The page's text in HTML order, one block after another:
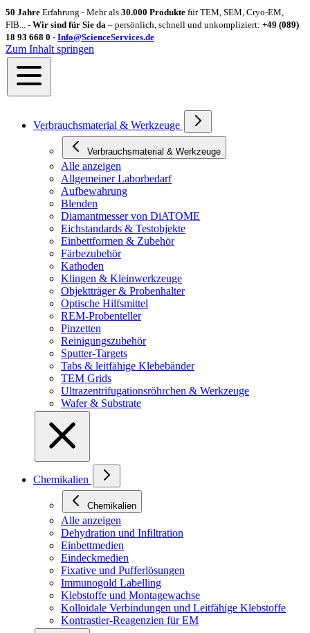
50 Jahre Erfahrung - Mehr als 30.000 Produkte für TEM, SEM, Cryo-EM,
FIB... - Wir sind für Sie da – persönlich, schnell und unkompliziert: +49 (089)
18 93 668 0 - Info@ScienceServices.de
Zum Inhalt springen
Verbrauchsmaterial & Werkzeuge
Verbrauchsmaterial & Werkzeuge
Alle anzeigen
Allgemeiner Laborbedarf
Aufbewahrung
Blenden
Diamantmesser von DiATOME
Eichstandards & Testobjekte
Einbettformen & Zubehör
Färbezubehör
Kathoden
Klingen & Kleinwerkzeuge
Objektträger & Probenhalter
Optische Hilfsmittel
REM-Probenteller
Pinzetten
Reinigungszubehör
Sputter-Targets
Tabs & leitfähige Klebebänder
TEM Grids
Ultrazentrifugationsröhrchen & Werkzeuge
Wafer & Substrate
Chemikalien
Chemikalien
Alle anzeigen
Dehydration und Infiltration
Einbettmedien
Eindeckmedien
Fixative und Pufferlösungen
Immunogold Labelling
Klebstoffe und Montagewachse
Kolloidale Verbindungen und Leitfähige Klebstoffe
Kontrastier-Reagenzien für EM